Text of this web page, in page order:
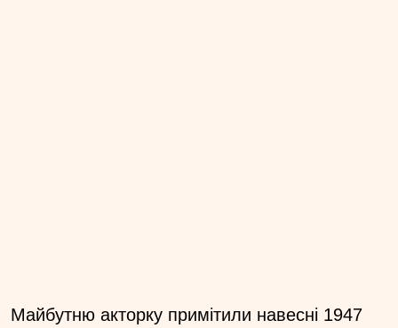
Майбутню акторку примітили навесні 1947